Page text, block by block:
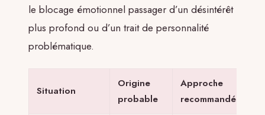
le blocage émotionnel passager d’un désintérêt
plus profond ou d’un trait de personnalité
problématique.
Situation
Origine
probable
Approche
recommandée